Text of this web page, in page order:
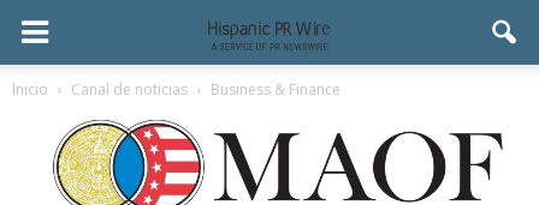
Inicio Canal de noticias Business & Finance